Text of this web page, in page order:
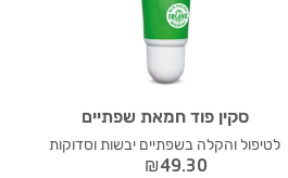
סקין פוד חמאת שפתיים
לטיפול והקלה בשפתיים יבשות וסדוקות
₪49.30